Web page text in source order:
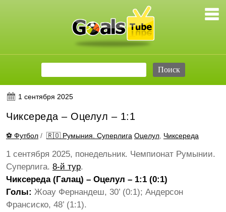
1 сентября 2025
Чиксереда – Оцелул – 1:1
⚽ Футбол / 🇷🇴 Румыния. Суперлига Оцелул, Чиксереда
1 сентября 2025, понедельник. Чемпионат Румынии.
Суперлига. 8-й тур.
Чиксереда (Галац) – Оцелул – 1:1 (0:1)
Голы: Жоау Фернандеш, 30’ (0:1); Андерсон
Франсиско, 48’ (1:1).